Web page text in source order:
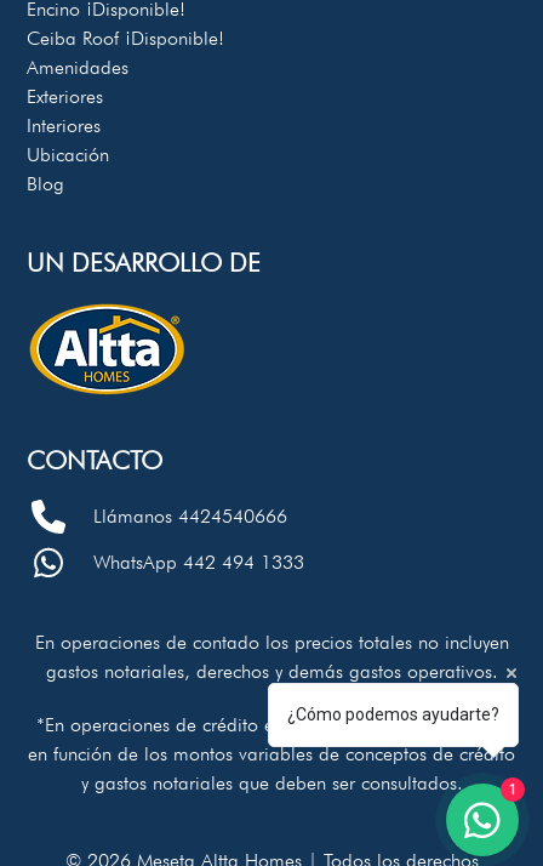
¿Cómo podemos ayudarte?
1
Encino ¡Disponible!
Ceiba Roof ¡Disponible!
Amenidades
Exteriores
Interiores
Ubicación
Blog
UN DESARROLLO DE
CONTACTO
Llámanos 4424540666
WhatsApp 442 494 1333
En operaciones de contado los precios totales no incluyen
gastos notariales, derechos y demás gastos operativos.
*En operaciones de crédito el precio total se determinará
en función de los montos variables de conceptos de crédito
y gastos notariales que deben ser consultados.
© 2026 Meseta Altta Homes | Todos los derechos